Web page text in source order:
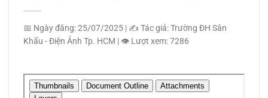
📅 Ngày đăng: 25/07/2025 | ✍️ Tác giả: Trường ĐH Sân
Khấu - Điện Ảnh Tp. HCM | 👁️ Lượt xem: 7286